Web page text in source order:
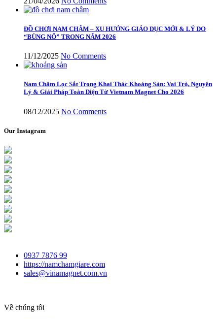
ĐỒ CHƠI NAM CHÂM – XU HƯỚNG GIÁO DỤC MỚI & LÝ DO
“BÙNG NỔ” TRONG NĂM 2026
11/12/2025 No Comments
Nam Châm Lọc Sắt Trong Khai Thác Khoáng Sản: Vai Trò, Nguyên
Lý & Giải Pháp Toàn Diện Từ Vietnam Magnet Cho 2026
08/12/2025 No Comments
Our Instagram
0937 7876 99
https://namchamgiare.com
sales@vinamagnet.com.vn
Về chúng tôi